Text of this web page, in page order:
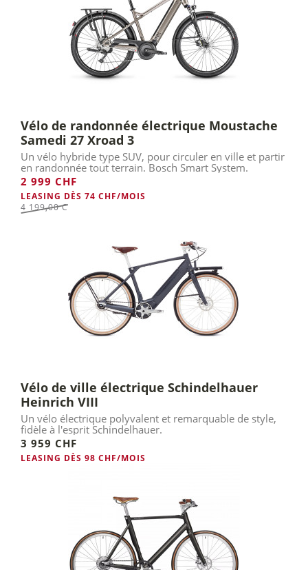
besoins. Cyclable a sélectionné les meilleurs VAE
urbains, en privilégiant les modèles à moteur pédalier,
pour leur efficience et leur confort d’utilisation qui se
rapproche le plus d'un vélo sans assistance.
LIRE LA SUITE >
Vélo de randonnée électrique Moustache
Samedi 27 Xroad 3
Un vélo hybride type SUV, pour circuler en ville et partir
en randonnée tout terrain. Bosch Smart System.
2 999 CHF
LEASING DÈS 74 CHF/MOIS
4 199,00 Chf
Vélo de ville électrique Schindelhauer
Heinrich VIII
Un vélo électrique polyvalent et remarquable de style,
fidèle à l'esprit Schindelhauer.
3 959 CHF
LEASING DÈS 98 CHF/MOIS